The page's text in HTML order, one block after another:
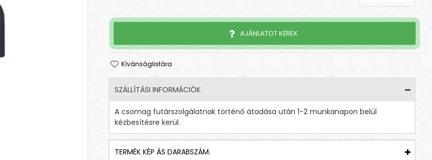
AJÁNLATOT KÉREK
Kívánságlistára
SZÁLLÍTÁSI INFORMÁCIÓK
A csomag futárszolgálatnak történő átadása után 1-2 munkanapon belül
kézbesítésre kerül.
TERMÉK KÉP ÁS DARABSZÁM.